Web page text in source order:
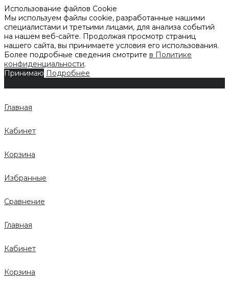
Использование файлов Cookie
Мы используем файлы cookie, разработанные нашими
специалистами и третьими лицами, для анализа событий
на нашем веб-сайте. Продолжая просмотр страниц
нашего сайта, вы принимаете условия его использования.
Более подробные сведения смотрите в Политике
конфиденциальности.
Принимаю Подробнее
Главная
Кабинет
Корзина
Избранные
Сравнение
Главная
Кабинет
Корзина